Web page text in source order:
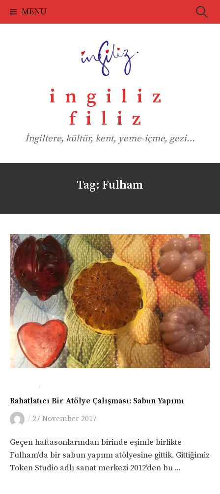
Skip
to
MENU Search
ingiliz
filiz
İngiltere, kültür, kent, yeme-içme, gezi…
Tag: Fulham
/
Rahatlatıcı Bir Atölye Çalışması: Sabun Yapımı
/ 27 November 2017
Geçen haftasonlarından birinde eşimle birlikte
Fulham’da bir sabun yapımı atölyesine gittik. Gittiğimiz
Token Studio adlı sanat merkezi 2012’den bu ...